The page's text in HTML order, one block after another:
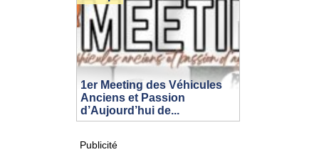
1er Meeting des Véhicules
Anciens et Passion
d’Aujourd’hui de...
Publicité